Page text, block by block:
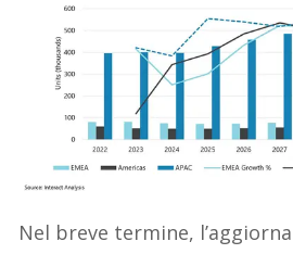
Nel breve termine,